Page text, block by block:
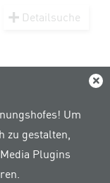
Um
zu gestalten,
Plugins
Detailsuche
Die